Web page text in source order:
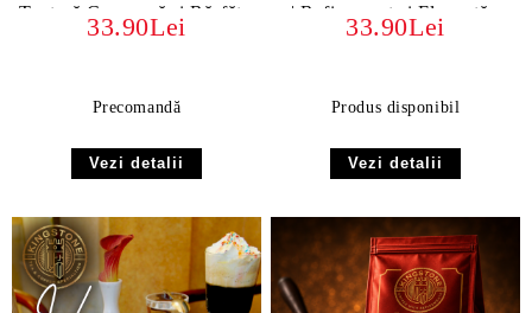
Textură Cremoasă și Răsfăț -
boabe sau macinata
33.90Lei
Precomandă
Vezi detalii
| Rafinament și Eleganță -
boabe sau macinata
33.90Lei
Produs disponibil
Vezi detalii